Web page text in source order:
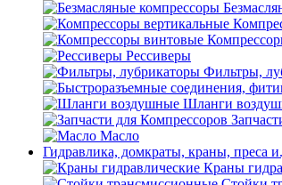
Рессиверы
Фильтры,
Шланги
Масло
Гидравлика, домкраты, краны, преса
Краны